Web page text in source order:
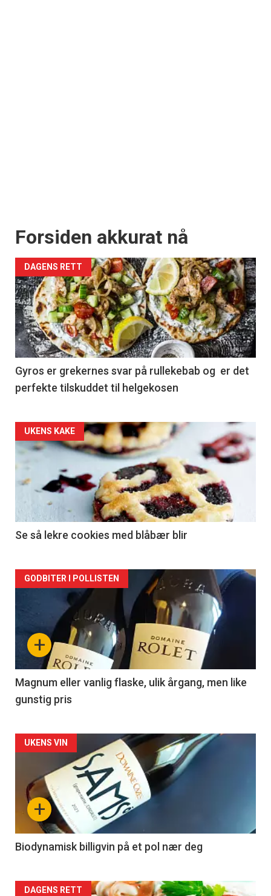
Forsiden akkurat nå
DAGENS RETT
Gyros er grekernes svar på rullekebab og er det
perfekte tilskuddet til helgekosen
Forsiden
akkurat
nå
2
UKENS KAKE
Se så lekre cookies med blåbær blir
Forsiden
akkurat
nå
3
+
GODBITER I POLLISTEN
Magnum eller vanlig flaske, ulik årgang, men like
gunstig pris
Forsiden
akkurat
nå
4
+
UKENS VIN
Biodynamisk billigvin på et pol nær deg
DAGENS RETT